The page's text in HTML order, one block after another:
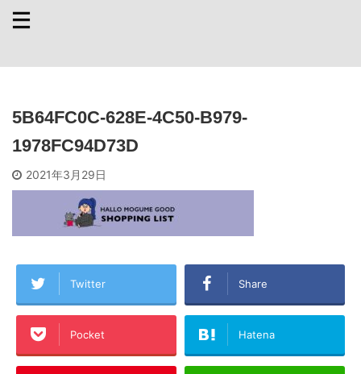
5B64FC0C-628E-4C50-B979-
1978FC94D73D
2021年3月29日
Twitter Share
Pocket Hatena